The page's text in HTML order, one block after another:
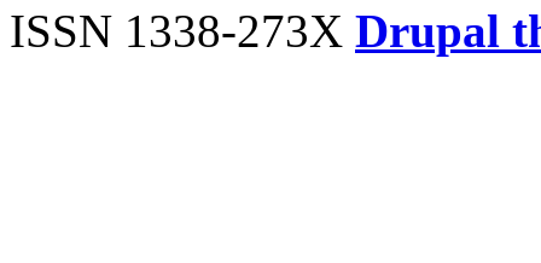
ISSN 1338-273X Drupal